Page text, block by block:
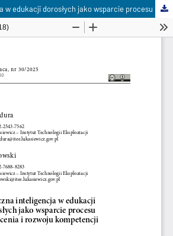
Sztuczna inteligencja w edukacji dorosłych jako wsparcie procesu kształcenia i rozwoju kompetencji